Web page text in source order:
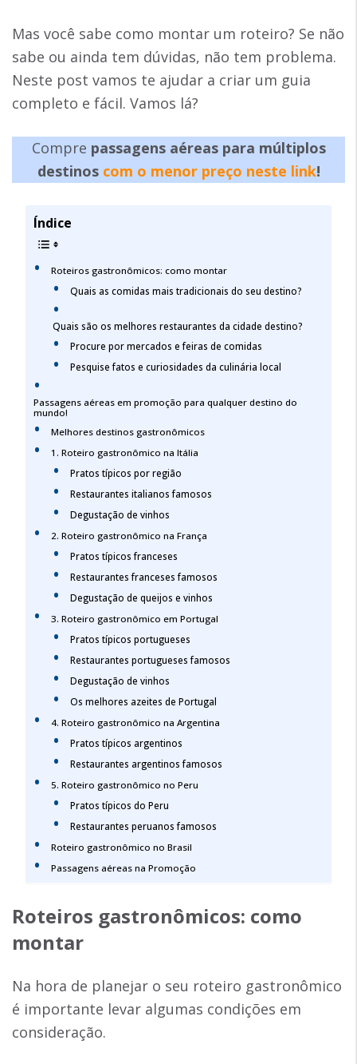
Mas você sabe como montar um roteiro? Se não
sabe ou ainda tem dúvidas, não tem problema.
Neste post vamos te ajudar a criar um guia
completo e fácil. Vamos lá?
Compre passagens aéreas para múltiplos
destinos com o menor preço neste link!
Índice
Roteiros gastronômicos: como montar
Quais as comidas mais tradicionais do seu destino?
Quais são os melhores restaurantes da cidade destino?
Procure por mercados e feiras de comidas
Pesquise fatos e curiosidades da culinária local
Passagens aéreas em promoção para qualquer destino do
mundo!
Melhores destinos gastronômicos
1. Roteiro gastronômico na Itália
Pratos típicos por região
Restaurantes italianos famosos
Degustação de vinhos
2. Roteiro gastronômico na França
Pratos típicos franceses
Restaurantes franceses famosos
Degustação de queijos e vinhos
3. Roteiro gastronômico em Portugal
Pratos típicos portugueses
Restaurantes portugueses famosos
Degustação de vinhos
Os melhores azeites de Portugal
4. Roteiro gastronômico na Argentina
Pratos típicos argentinos
Restaurantes argentinos famosos
5. Roteiro gastronômico no Peru
Pratos típicos do Peru
Restaurantes peruanos famosos
Roteiro gastronômico no Brasil
Passagens aéreas na Promoção
Roteiros gastronômicos: como
montar
Na hora de planejar o seu roteiro gastronômico
é importante levar algumas condições em
consideração.